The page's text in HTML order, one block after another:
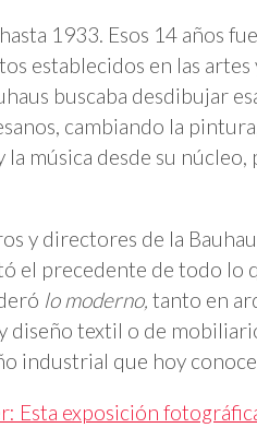
1933. Esos 14 años
establecidos en las
buscaba desdibujar
cambiando la
música desde su núcleo,
y directores de la
el precedente de todo lo
lo moderno, tanto en
diseño textil o de
industrial que hoy
Esta exposición